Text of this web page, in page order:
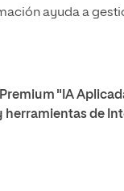
ayuda a
"IA
herramientas de